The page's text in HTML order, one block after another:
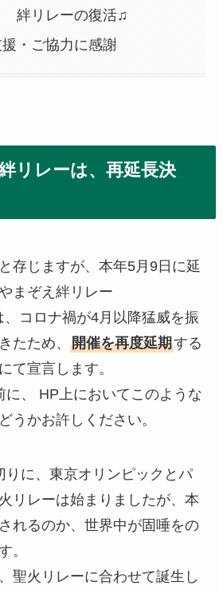
絆リレーの復活♫
・ご協力に感謝
リレーは、再延長決
存じますが、本年5月9日に延
まぞえ絆リレー
コロナ禍が4月以降猛威を振
たため、開催を再度延期する
て宣言します。
に、 HP上においてこのような
うかお許しください。
りに、東京オリンピックとパ
リレーは始まりましたが、本
れるのか、世界中が固唾をの
。
聖火リレーに合わせて誕生し